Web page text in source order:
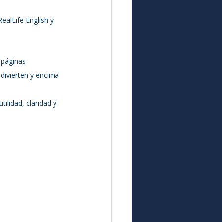
English y
y encima
claridad y